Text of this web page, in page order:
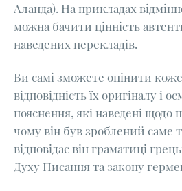
Аланда). На прикладах
можна бачити цінність
наведених перекладів.
Ви самі зможете оцінити
відповідність їх оригіналу і
пояснення, які наведені щодо
чому він був зроблений саме
відповідає він граматиці
Духу Писання та закону